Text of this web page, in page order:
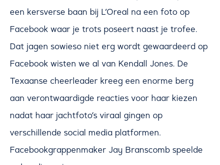
een kersverse baan bij L’Oreal na een foto op
Facebook waar je trots poseert naast je trofee.
Dat jagen sowieso niet erg wordt gewaardeerd op
Facebook wisten we al van Kendall Jones. De
Texaanse cheerleader kreeg een enorme berg
aan verontwaardigde reacties voor haar kiezen
nadat haar jachtfoto’s viraal gingen op
verschillende social media platformen.
Facebookgrappenmaker Jay Branscomb speelde